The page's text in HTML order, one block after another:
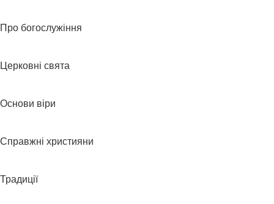
Про богослужіння
Церковні свята
Основи віри
Справжні християни
Традиції